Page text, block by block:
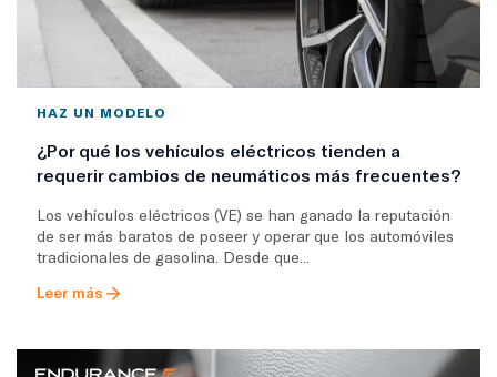
HAZ UN MODELO
¿Por qué los vehículos eléctricos tienden a
requerir cambios de neumáticos más frecuentes?
Los vehículos eléctricos (VE) se han ganado la reputación
de ser más baratos de poseer y operar que los automóviles
tradicionales de gasolina. Desde que...
Leer más